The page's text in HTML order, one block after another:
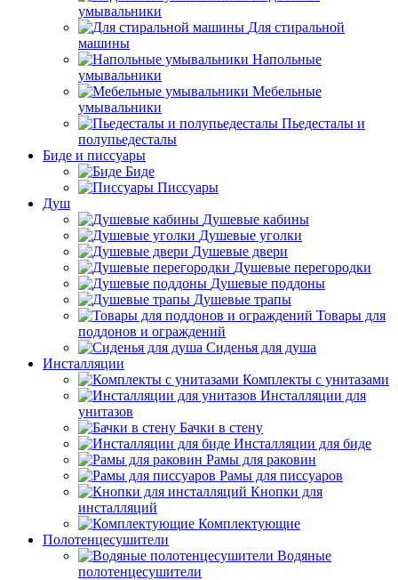
умывальники
Для стиральной
машины
Напольные
умывальники
Мебельные
умывальники
Пьедесталы и
полупьедесталы
Биде и писсуары
Биде
Писсуары
Душ
Душевые кабины
Душевые уголки
Душевые двери
Душевые перегородки
Душевые поддоны
Душевые трапы
Товары для
поддонов и ограждений
Сиденья для душа
Инсталляции
Комплекты с унитазами
Инсталляции для
унитазов
Бачки в стену
Инсталляции для биде
Рамы для раковин
Рамы для писсуаров
Кнопки для
инсталляций
Комплектующие
Полотенцесушители
Водяные
полотенцесушители